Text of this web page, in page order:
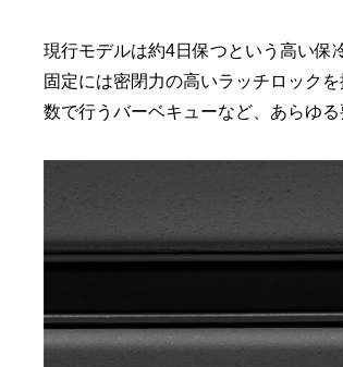
現行モデルは約4日保つという高い保
固定には密閉力の高いラッチロック
数で行うバーベキューなど、あらゆ